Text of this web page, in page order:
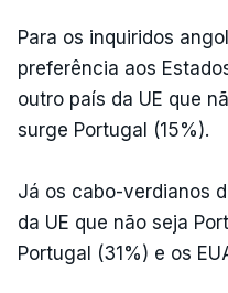
Para os inquiridos
preferência aos
outro país da UE que
surge Portugal (15%).
Já os cabo-verdianos
da UE que não seja
Portugal (31%) e os